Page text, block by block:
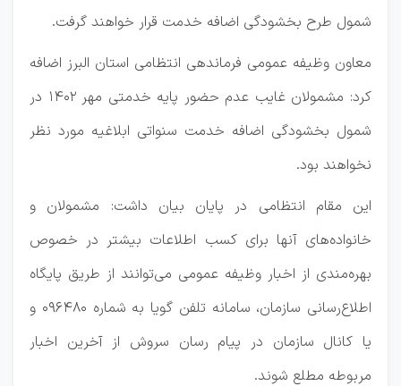
شمول طرح بخشودگی اضافه خدمت قرار خواهند گرفت.
معاون وظیفه عمومی فرماندهی انتظامی استان البرز اضافه
کرد: مشمولان غایب عدم حضور پایه خدمتی مهر 1402 در
شمول بخشودگی اضافه خدمت سنواتی ابلاغیه مورد نظر
نخواهند بود.
این مقام انتظامی در پایان بیان داشت: مشمولان و
خانواده‌های آنها برای کسب اطلاعات بیشتر در خصوص
بهره‌مندی از اخبار وظیفه عمومی می‌توانند از طریق پایگاه
اطلاع‌رسانی سازمان، سامانه تلفن گویا به شماره 096480 و
یا کانال سازمان در پیام رسان سروش از آخرین اخبار
مربوطه مطلع شوند.